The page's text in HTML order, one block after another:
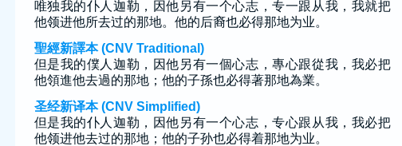
唯独我的仆人迦勒，因他另有一个心志，专一跟从我，我就把
他领进他所去过的那地。他的后裔也必得那地为业。
聖經新譯本 (CNV Traditional)
但是我的僕人迦勒，因他另有一個心志，專心跟從我，我必把
他領進他去過的那地；他的子孫也必得著那地為業。
圣经新译本 (CNV Simplified)
但是我的仆人迦勒，因他另有一个心志，专心跟从我，我必把
他领进他去过的那地；他的子孙也必得着那地为业。